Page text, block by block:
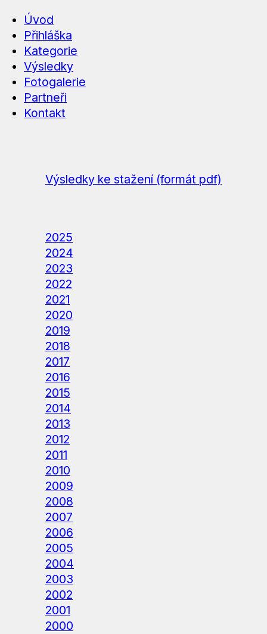
Úvod
Přihláška
Kategorie
Výsledky
Fotogalerie
Partneři
Kontakt
Výsledky ke stažení (formát pdf)
2025
2024
2023
2022
2021
2020
2019
2018
2017
2016
2015
2014
2013
2012
2011
2010
2009
2008
2007
2006
2005
2004
2003
2002
2001
2000